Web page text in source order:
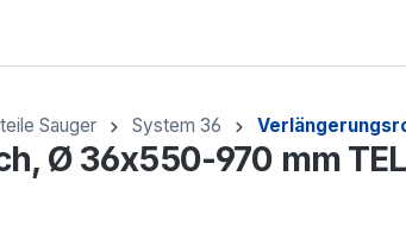
Sauger System 36
Ø 36x550-970 mm